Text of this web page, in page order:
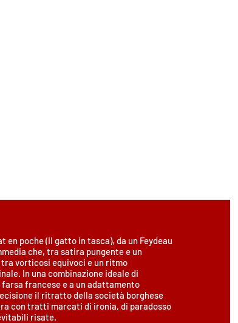
poche (Il gatto in tasca), da un Feydeau
che, tra satira pungente e un
vorticosi equivoci e un ritmo
In una combinazione ideale di
francese e a un adattamento
il ritratto della società borghese
con tratti marcati di ironia, di paradosso
risate.